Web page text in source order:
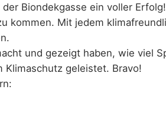
der Biondekgasse ein voller
kommen. Mit jedem
und gezeigt haben, wie viel
geleistet. Bravo!